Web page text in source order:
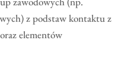
z podstaw kontaktu z
elementów